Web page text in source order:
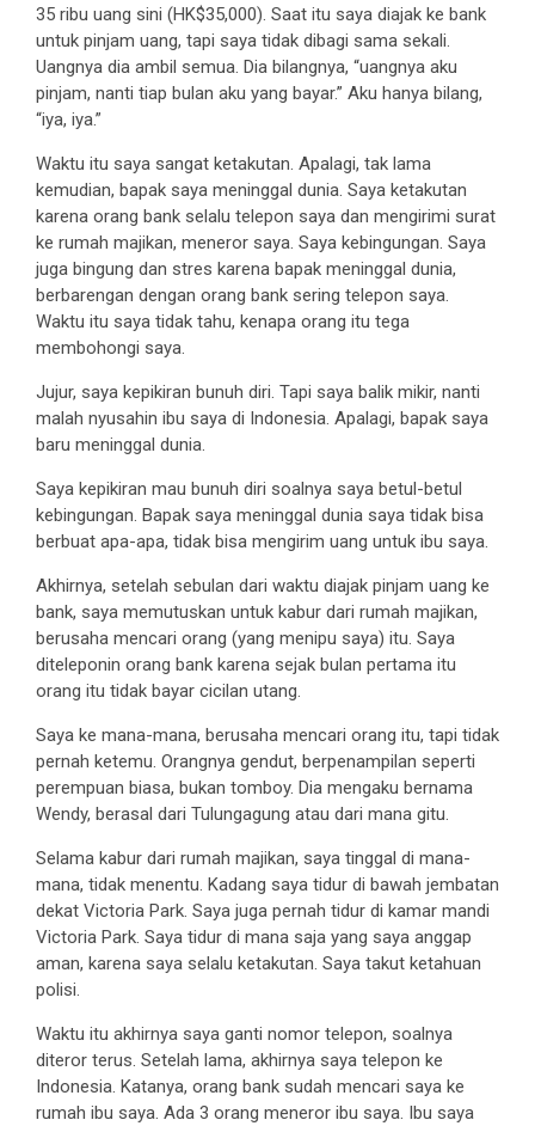
35 ribu uang sini (HK$35,000). Saat itu saya diajak ke bank
untuk pinjam uang, tapi saya tidak dibagi sama sekali.
Uangnya dia ambil semua. Dia bilangnya, “uangnya aku
pinjam, nanti tiap bulan aku yang bayar.” Aku hanya bilang,
“iya, iya.”
Waktu itu saya sangat ketakutan. Apalagi, tak lama
kemudian, bapak saya meninggal dunia. Saya ketakutan
karena orang bank selalu telepon saya dan mengirimi surat
ke rumah majikan, meneror saya. Saya kebingungan. Saya
juga bingung dan stres karena bapak meninggal dunia,
berbarengan dengan orang bank sering telepon saya.
Waktu itu saya tidak tahu, kenapa orang itu tega
membohongi saya.
Jujur, saya kepikiran bunuh diri. Tapi saya balik mikir, nanti
malah nyusahin ibu saya di Indonesia. Apalagi, bapak saya
baru meninggal dunia.
Saya kepikiran mau bunuh diri soalnya saya betul-betul
kebingungan. Bapak saya meninggal dunia saya tidak bisa
berbuat apa-apa, tidak bisa mengirim uang untuk ibu saya.
Akhirnya, setelah sebulan dari waktu diajak pinjam uang ke
bank, saya memutuskan untuk kabur dari rumah majikan,
berusaha mencari orang (yang menipu saya) itu. Saya
diteleponin orang bank karena sejak bulan pertama itu
orang itu tidak bayar cicilan utang.
Saya ke mana-mana, berusaha mencari orang itu, tapi tidak
pernah ketemu. Orangnya gendut, berpenampilan seperti
perempuan biasa, bukan tomboy. Dia mengaku bernama
Wendy, berasal dari Tulungagung atau dari mana gitu.
Selama kabur dari rumah majikan, saya tinggal di mana-
mana, tidak menentu. Kadang saya tidur di bawah jembatan
dekat Victoria Park. Saya juga pernah tidur di kamar mandi
Victoria Park. Saya tidur di mana saja yang saya anggap
aman, karena saya selalu ketakutan. Saya takut ketahuan
polisi.
Waktu itu akhirnya saya ganti nomor telepon, soalnya
diteror terus. Setelah lama, akhirnya saya telepon ke
Indonesia. Katanya, orang bank sudah mencari saya ke
rumah ibu saya. Ada 3 orang meneror ibu saya. Ibu saya